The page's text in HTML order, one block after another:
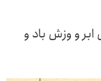
ابر و وزش باد و